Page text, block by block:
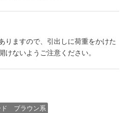
りますので、引出しに荷重をかけた
けないようご注意ください。
ド ブラウン系